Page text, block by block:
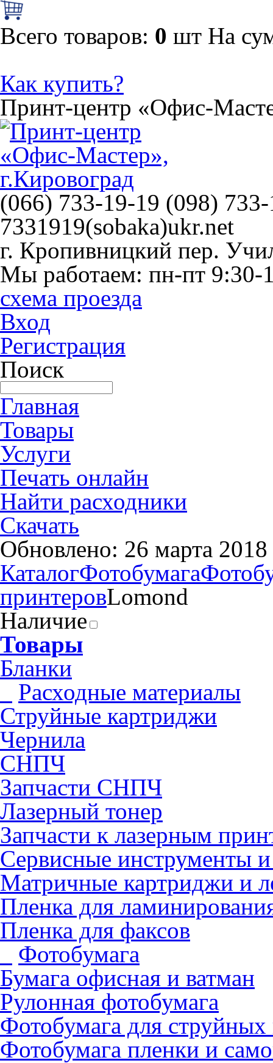
Всего товаров: 0 шт На
Как купить?
Принт-центр «Офис-
(066) 733-19-19 (098)
7331919(sobaka)ukr.net
г. Кропивницкий пер.
Мы работаем: пн-пт 9:30-
схема проезда
Вход
Регистрация
Поиск
Главная
Товары
Услуги
Печать онлайн
Найти расходники
Скачать
Обновлено: 26 марта 2018
КаталогФотобумага
принтеровLomond
Наличие
Товары
Бланки
Pасходные материалы
Струйные картриджи
Чернила
СНПЧ
Запчасти СНПЧ
Лазерный тонер
Запчасти к лазерным
Сервисные инструменты
Матричные картриджи и
Пленка для
Пленка для факсов
Фотобумага
Бумага офисная и ватман
Рулонная фотобумага
Фотобумага для cтруйных
Фотобумага пленки и